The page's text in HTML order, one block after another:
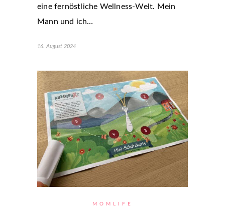
eine fernöstliche Wellness-Welt. Mein
Mann und ich…
16. August 2024
MOMLIFE